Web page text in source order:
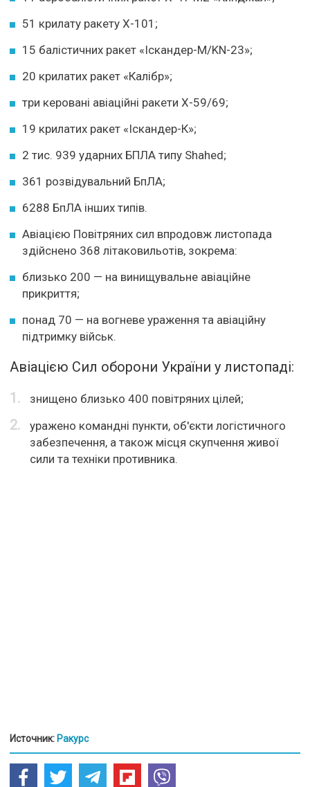
51 крилату ракету Х-101;
15 балістичних ракет «Іскандер-М/KN-23»;
20 крилатих ракет «Калібр»;
три керовані авіаційні ракети Х-59/69;
19 крилатих ракет «Іскандер-К»;
2 тис. 939 ударних БПЛА типу Shahed;
361 розвідувальний БпЛА;
6288 БпЛА інших типів.
Авіацією Повітряних сил впродовж листопада
здійснено 368 літаковильотів, зокрема:
близько 200 — на винищувальне авіаційне
прикриття;
понад 70 — на вогневе ураження та авіаційну
підтримку військ.
Авіацією Сил оборони України у листопаді:
знищено близько 400 повітряних цілей;
уражено командні пункти, об'єкти логістичного
забезпечення, а також місця скупчення живої
сили та техніки противника.
Источник: Ракурс